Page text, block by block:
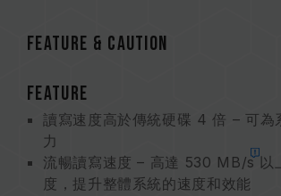
FEATURE & CAUTION
FEATURE
讀寫速度高於傳統硬碟 4 倍 – 可為
力
流暢讀寫速度 – 高達 530 MB/s以
度，提升整體系統的速度和效能